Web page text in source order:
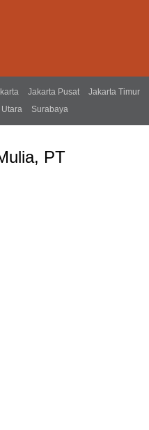
Jakarta Pusat
Jakarta Timur
Surabaya
PT